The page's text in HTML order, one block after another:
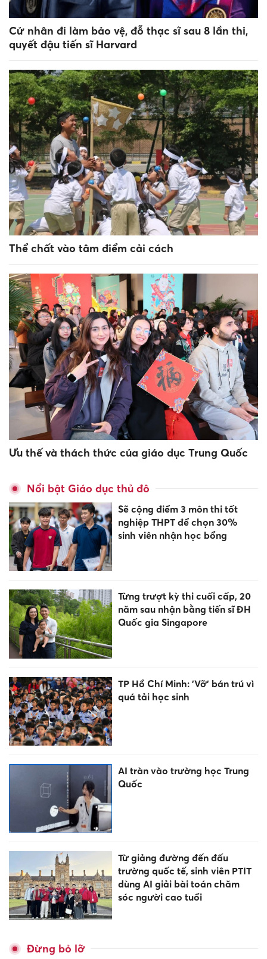
Cử nhân đi làm bảo vệ, đỗ thạc sĩ sau 8 lần thi,
quyết đậu tiến sĩ Harvard
Thể chất vào tâm điểm cải cách
Ưu thế và thách thức của giáo dục Trung Quốc
Nổi bật Giáo dục thủ đô
Sẽ cộng điểm 3 môn thi tốt
nghiệp THPT để chọn 30%
sinh viên nhận học bổng
Từng trượt kỳ thi cuối cấp, 20
năm sau nhận bằng tiến sĩ ĐH
Quốc gia Singapore
TP Hồ Chí Minh: 'Vỡ' bán trú vì
quá tải học sinh
AI tràn vào trường học Trung
Quốc
Từ giảng đường đến đấu
trường quốc tế, sinh viên PTIT
dùng AI giải bài toán chăm
sóc người cao tuổi
Đừng bỏ lỡ